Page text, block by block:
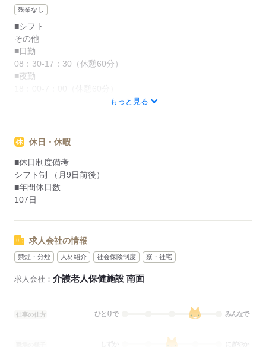
残業なし
■シフト
その他
■日勤
08：30-17：30（休憩60分）
■夜勤
もっと見る
休日・休暇
■休日制度備考
シフト制 （月9日前後）
■年間休日数
107日
求人会社の情報
禁煙・分煙 人材紹介 社会保険制度 寮・社宅
求人会社： 介護老人保健施設 南面
仕事の仕方 ひとりで みんなで
にぎやか